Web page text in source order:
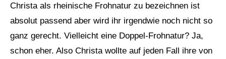
Christa als rheinische Frohnatur zu bezeichnen ist
absolut passend aber wird ihr irgendwie noch nicht so
ganz gerecht. Vielleicht eine Doppel-Frohnatur? Ja,
schon eher. Also Christa wollte auf jeden Fall ihre von